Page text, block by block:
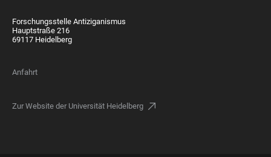
Forschungsstelle Antiziganismus
Hauptstraße 216
69117 Heidelberg
Anfahrt
Zur Website der Universität Heidelberg